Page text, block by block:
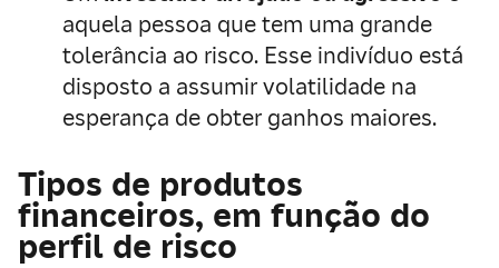
aquela pessoa que tem uma grande
tolerância ao risco. Esse indivíduo está
disposto a assumir volatilidade na
esperança de obter ganhos maiores.
Tipos de produtos
financeiros, em função do
perfil de risco